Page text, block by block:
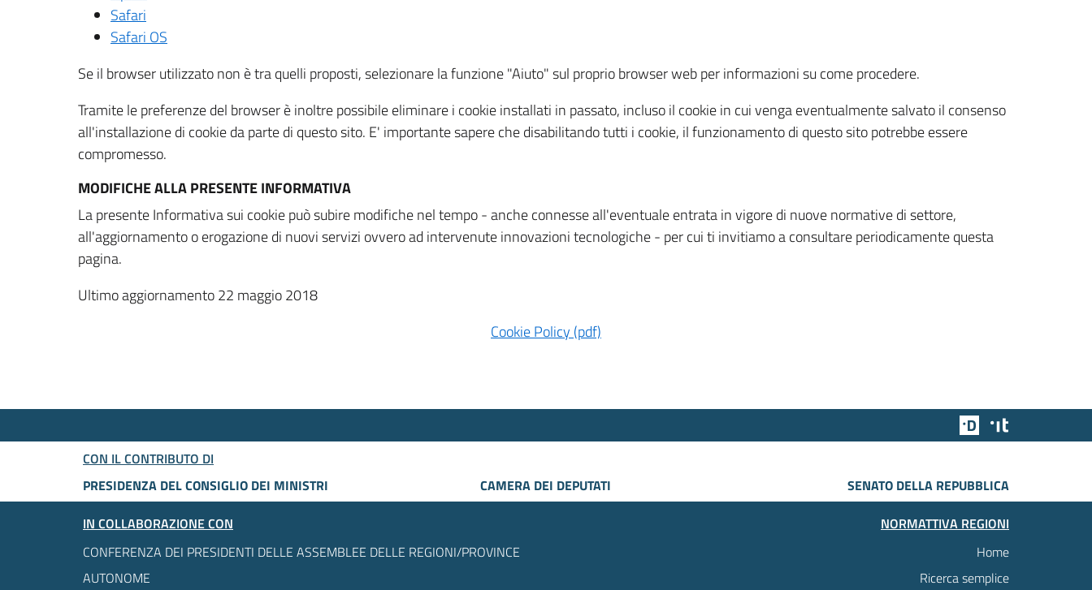
Safari
Safari OS
Se il browser utilizzato non è tra quelli proposti, selezionare la funzione "Aiuto" sul proprio browser web per informazioni su come procedere.
Tramite le preferenze del browser è inoltre possibile eliminare i cookie installati in passato, incluso il cookie in cui venga eventualmente salvato il consenso
all'installazione di cookie da parte di questo sito. E' importante sapere che disabilitando tutti i cookie, il funzionamento di questo sito potrebbe essere
compromesso.
MODIFICHE ALLA PRESENTE INFORMATIVA
La presente Informativa sui cookie può subire modifiche nel tempo - anche connesse all'eventuale entrata in vigore di nuove normative di settore,
all'aggiornamento o erogazione di nuovi servizi ovvero ad intervenute innovazioni tecnologiche - per cui ti invitiamo a consultare periodicamente questa
pagina.
Ultimo aggiornamento 22 maggio 2018
Cookie Policy (pdf)
Team Digitale
CON IL CONTRIBUTO DI
PRESIDENZA DEL CONSIGLIO DEI MINISTRI
CAMERA DEI DEPUTATI
SENATO DELLA REPUBBLICA
IN COLLABORAZIONE CON
CONFERENZA DEI PRESIDENTI DELLE ASSEMBLEE DELLE REGIONI/PROVINCE
AUTONOME
NORMATTIVA REGIONI
Home
Ricerca semplice